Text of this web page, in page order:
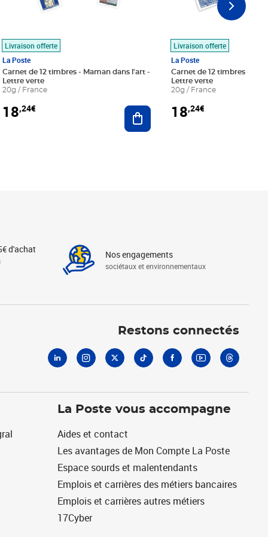
au panier
Livraison offerte
La Poste
Carnet de 12 timbres - Maman dans l'art -
Lettre verte
20g / France
18,24€ Ajouter au panier
Livraison offerte
La Poste
Carnet de 12 timbres - Le
Lettre verte
20g / France
18,24€
d'achat Nos engagements
sociétaux et environnementaux
Restons connectés
La Poste vous accompagne
Aides et contact
Les avantages de Mon Compte La Poste
Espace sourds et malentendants
Emplois et carrières des métiers bancaires
Emplois et carrières autres métiers
17Cyber